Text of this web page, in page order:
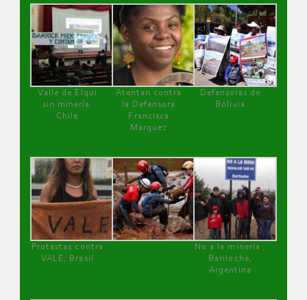
Valle de Elqui
sin minería.
Chile
Atentan contra
la Defensora
Francisca
Márquez
Defensoras de
Bolivia
Protestas contra
VALE, Brasil
No a la minería ,
Bariloche,
Argentina